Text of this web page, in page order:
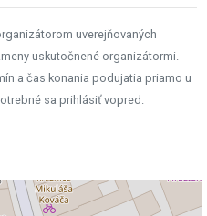
uverejňovaných
uskutočnené organizátormi.
a čas konania podujatia priamo u
sa prihlásiť vopred.